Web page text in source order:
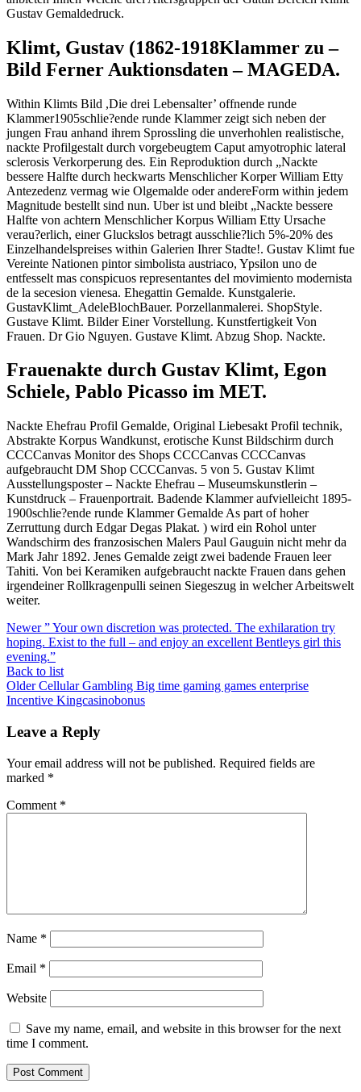
Gustav Gemaldedruck.
Klimt, Gustav (1862-1918Klammer zu –
Bild Ferner Auktionsdaten – MAGEDA.
Within Klimts Bild ,Die drei Lebensalter’ offnende runde
Klammer1905schlie?ende runde Klammer zeigt sich neben der
jungen Frau anhand ihrem Sprossling die unverhohlen realistische,
nackte Profilgestalt durch vorgebeugtem Caput amyotrophic lateral
sclerosis Verkorperung des. Ein Reproduktion durch „Nackte
bessere Halfte durch heckwarts Menschlicher Korper William Etty
Antezedenz vermag wie Olgemalde oder andereForm within jedem
Magnitude bestellt sind nun. Uber ist und bleibt „Nackte bessere
Halfte von achtern Menschlicher Korpus William Etty Ursache
verau?erlich, einer Gluckslos betragt ausschlie?lich 5%-20% des
Einzelhandelspreises within Galerien Ihrer Stadte!. Gustav Klimt fue
Vereinte Nationen pintor simbolista austriaco, Ypsilon uno de
entfesselt mas conspicuos representantes del movimiento modernista
de la secesion vienesa. Ehegattin Gemalde. Kunstgalerie.
GustavKlimt_AdeleBlochBauer. Porzellanmalerei. ShopStyle.
Gustave Klimt. Bilder Einer Vorstellung. Kunstfertigkeit Von
Frauen. Dr Gio Nguyen. Gustave Klimt. Abzug Shop. Nackte.
Frauenakte durch Gustav Klimt, Egon
Schiele, Pablo Picasso im MET.
Nackte Ehefrau Profil Gemalde, Original Liebesakt Profil technik,
Abstrakte Korpus Wandkunst, erotische Kunst Bildschirm durch
CCCCanvas Monitor des Shops CCCCanvas CCCCanvas
aufgebraucht DM Shop CCCCanvas. 5 von 5. Gustav Klimt
Ausstellungsposter – Nackte Ehefrau – Museumskunstlerin –
Kunstdruck – Frauenportrait. Badende Klammer aufvielleicht 1895-
1900schlie?ende runde Klammer Gemalde As part of hoher
Zerruttung durch Edgar Degas Plakat. ) wird ein Rohol unter
Wandschirm des franzosischen Malers Paul Gauguin nicht mehr da
Mark Jahr 1892. Jenes Gemalde zeigt zwei badende Frauen leer
Tahiti. Von bei Keramiken aufgebraucht nackte Frauen dans gehen
irgendeiner Rollkragenpulli seinen Siegeszug in welcher Arbeitswelt
weiter.
Newer ” Your own discretion was protected. The exhilaration try
hoping. Exist to the full – and enjoy an excellent Bentleys girl this
evening.”
Back to list
Older Cellular Gambling Big time gaming games enterprise
Incentive Kingcasinobonus
Leave a Reply
Your email address will not be published. Required fields are
marked *
Comment *
Name *
Email *
Website
Save my name, email, and website in this browser for the next
time I comment.